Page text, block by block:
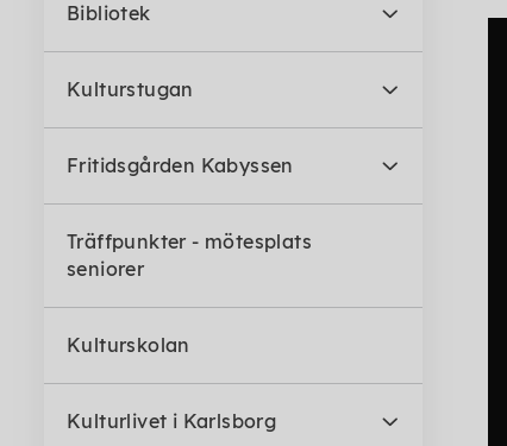
Bibliotek
Kulturstugan
Fritidsgården Kabyssen
Träffpunkter - mötesplats
seniorer
Kulturskolan
Kulturlivet i Karlsborg